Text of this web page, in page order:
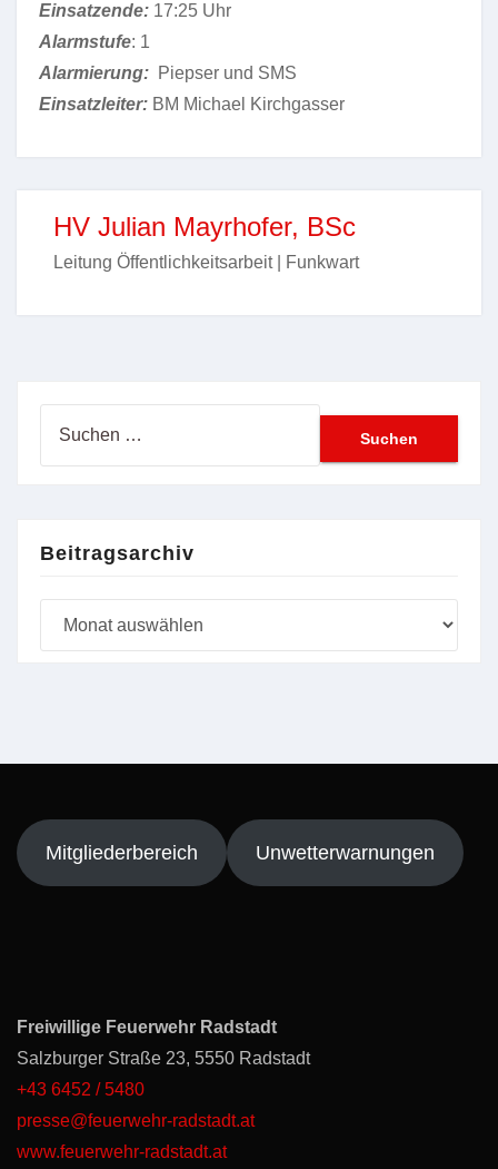
Einsatzende: 17:25 Uhr
Alarmstufe: 1
Alarmierung: Piepser und SMS
Einsatzleiter: BM Michael Kirchgasser
HV Julian Mayrhofer, BSc
Leitung Öffentlichkeitsarbeit | Funkwart
Beitragsarchiv
Mitgliederbereich Unwetterwarnungen
Freiwillige Feuerwehr Radstadt
Salzburger Straße 23, 5550 Radstadt
+43 6452 / 5480
presse@feuerwehr-radstadt.at
www.feuerwehr-radstadt.at